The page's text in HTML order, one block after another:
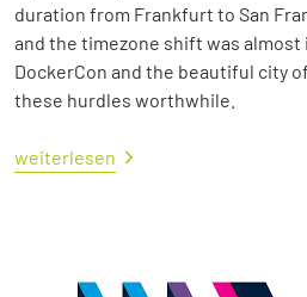
duration from Frankfurt to San
and the timezone shift was
DockerCon and the beautiful city
these hurdles worthwhile.
weiterlesen